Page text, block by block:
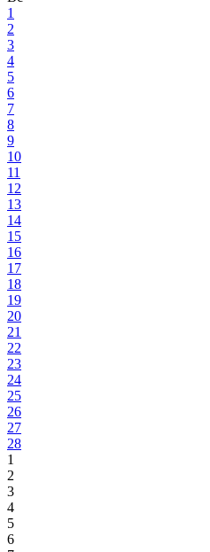
1
2
3
4
5
6
7
8
9
10
11
12
13
14
15
16
17
18
19
20
21
22
23
24
25
26
27
28
1
2
3
4
5
6